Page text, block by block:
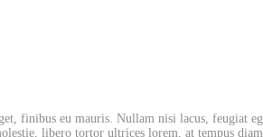
finibus eu mauris. Nullam nisi lacus, feugiat
libero tortor ultrices lorem, at tempus